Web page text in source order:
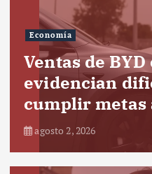
Economía
Ventas de
evidencian
cumplir metas
agosto 2, 2026